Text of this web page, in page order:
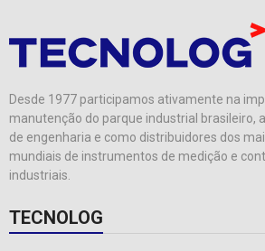
Desde 1977 participamos ativamente na
manutenção do parque industrial brasileiro,
de engenharia e como distribuidores dos
mundiais de instrumentos de medição e
industriais.
TECNOLOG